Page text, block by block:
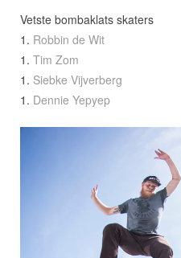
Vetste bombaklats skaters
1. Robbin de Wit
1. Tim Zom
1. Siebke Vijverberg
1. Dennie Yepyep